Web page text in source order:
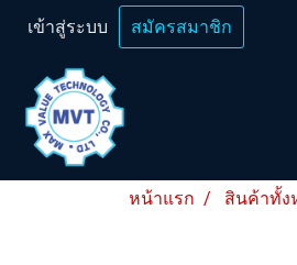
เข้าสู่ระบบ สมัครสมาชิก
หน้าแรก สินค้าทั้ง